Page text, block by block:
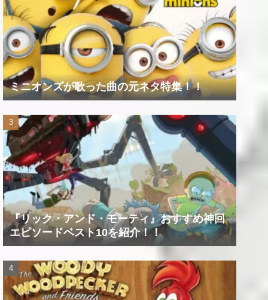
ミニオンズが歌った曲の元ネタ特集！！
『リック・アンド・モーティ』おすすめ神回
エピソードベスト10を紹介！！